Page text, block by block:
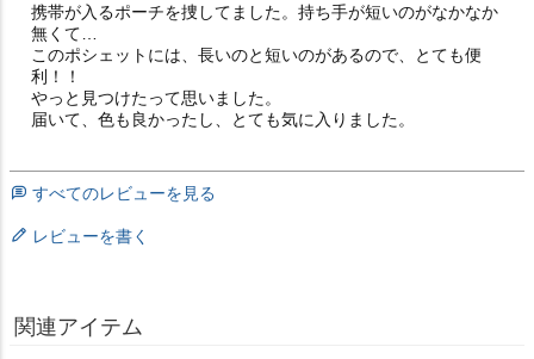
携帯が入るポーチを捜してました。持ち手が短いのがなかなか
無くて…
このポシェットには、長いのと短いのがあるので、とても便
利！！
やっと見つけたって思いました。
届いて、色も良かったし、とても気に入りました。
すべてのレビューを見る
レビューを書く
関連アイテム